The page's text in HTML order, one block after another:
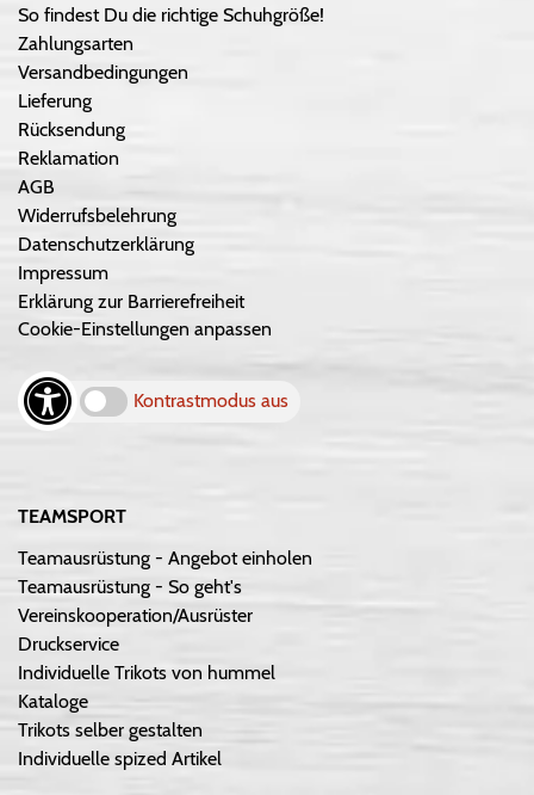
So findest Du die richtige Schuhgröße!
Zahlungsarten
Versandbedingungen
Lieferung
Rücksendung
Reklamation
AGB
Widerrufsbelehrung
Datenschutzerklärung
Impressum
Erklärung zur Barrierefreiheit
Cookie-Einstellungen anpassen
Kontrastmodus aus
TEAMSPORT
Teamausrüstung - Angebot einholen
Teamausrüstung - So geht's
Vereinskooperation/Ausrüster
Druckservice
Individuelle Trikots von hummel
Kataloge
Trikots selber gestalten
Individuelle spized Artikel